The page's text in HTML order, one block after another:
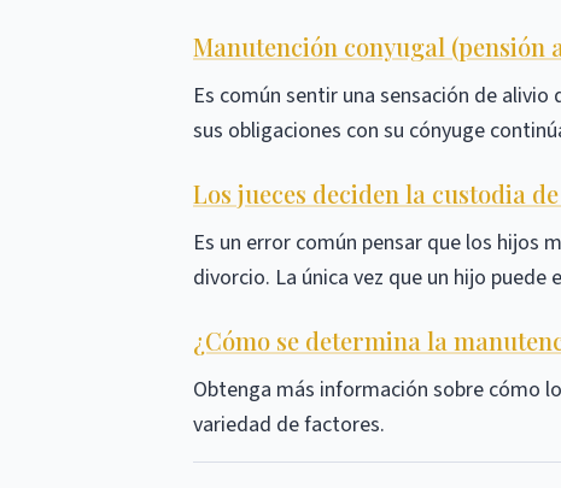
Manutención conyugal (pensión
Es común sentir una sensación de
sus obligaciones con su cónyuge
Los jueces deciden la custodia
Es un error común pensar que los hijos
divorcio. La única vez que un hijo
¿Cómo se determina la
Obtenga más información sobre cómo
variedad de factores.